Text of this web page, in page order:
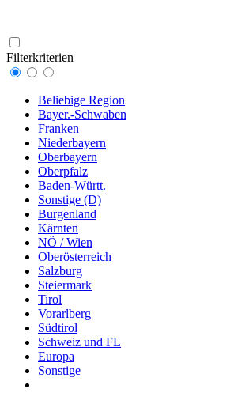
Filterkriterien
Beliebige Region
Bayer.-Schwaben
Franken
Niederbayern
Oberbayern
Oberpfalz
Baden-Württ.
Sonstige (D)
Burgenland
Kärnten
NÖ / Wien
Oberösterreich
Salzburg
Steiermark
Tirol
Vorarlberg
Südtirol
Schweiz und FL
Europa
Sonstige